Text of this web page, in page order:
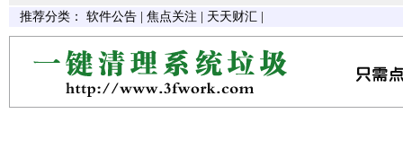
推荐分类： 软件公告 焦点关注 天天财汇